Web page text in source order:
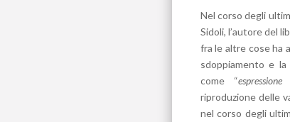
Nel corso degli
Sidoli, l’autore del
fra le altre cose ha
sdoppiamento e
come “
riproduzione delle
nel corso degli